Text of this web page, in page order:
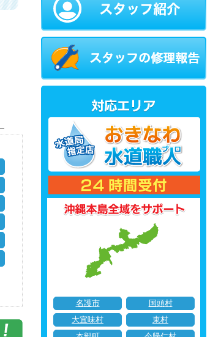
名護市
国頭村
大宜味村
東村